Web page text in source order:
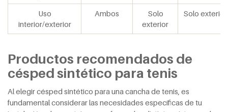
Uso
interior/exterior
Ambos
Solo
exterior
Solo exterior
Productos recomendados de
césped sintético para tenis
Al elegir césped sintético para una cancha de tenis, es
fundamental considerar las necesidades específicas de tu